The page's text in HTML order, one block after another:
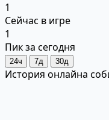
1
Сейчас в игре
1
Пик за сегодня
24ч 7д 30д
История онлайна